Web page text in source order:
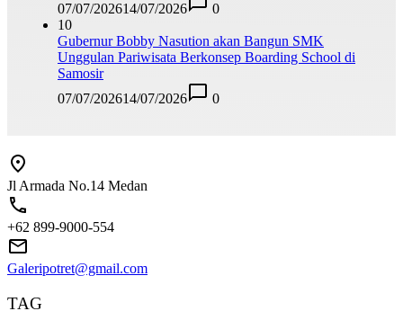
07/07/202614/07/2026
0
10
Gubernur Bobby Nasution akan Bangun SMK
Unggulan Pariwisata Berkonsep Boarding School di
Samosir
07/07/202614/07/2026 0
Jl Armada No.14 Medan
+62 899-9000-554
Galeripotret@gmail.com
TAG